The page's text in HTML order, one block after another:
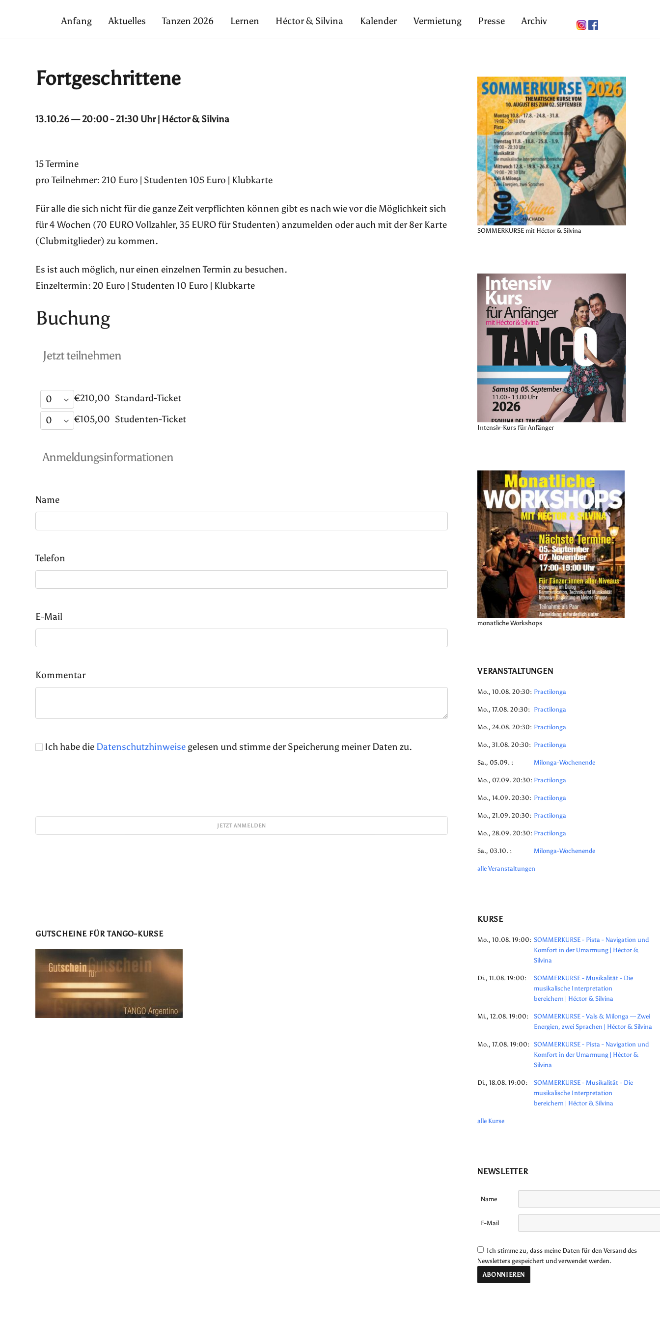
Anfang Aktuelles Tanzen 2026 Lernen Héctor & Silvina Kalender Vermietung Presse Archiv
Fortgeschrittene
13.10.26 — 20:00 - 21:30 Uhr | Héctor & Silvina
15 Termine
pro Teilnehmer: 210 Euro | Studenten 105 Euro | Klubkarte
Für alle die sich nicht für die ganze Zeit verpflichten können gibt es nach wie vor die Möglichkeit sich
für 4 Wochen (70 EURO Vollzahler, 35 EURO für Studenten) anzumelden oder auch mit der 8er Karte
(Clubmitglieder) zu kommen.
Es ist auch möglich, nur einen einzelnen Termin zu besuchen.
Einzeltermin: 20 Euro | Studenten 10 Euro | Klubkarte
Buchung
Jetzt teilnehmen
€210,00 Standard-Ticket
€105,00 Studenten-Ticket
Anmeldungsinformationen
Name
Telefon
E-Mail
Kommentar
Ich habe die Datenschutzhinweise gelesen und stimme der Speicherung meiner Daten zu.
GUTSCHEINE FÜR TANGO-KURSE
SOMMERKURSE mit Héctor & Silvina
Intensiv-Kurs für Anfänger
monatliche Workshops
VERANSTALTUNGEN
Mo., 10.08. 20:30: Practilonga
Mo., 17.08. 20:30: Practilonga
Mo., 24.08. 20:30: Practilonga
Mo., 31.08. 20:30: Practilonga
Sa., 05.09. : Milonga-Wochenende
Mo., 07.09. 20:30: Practilonga
Mo., 14.09. 20:30: Practilonga
Mo., 21.09. 20:30: Practilonga
Mo., 28.09. 20:30: Practilonga
Sa., 03.10. : Milonga-Wochenende
alle Veranstaltungen
KURSE
Mo., 10.08. 19:00: SOMMERKURSE - Pista - Navigation und
Komfort in der Umarmung | Héctor &
Silvina
Di., 11.08. 19:00:
SOMMERKURSE - Musikalität - Die
musikalische Interpretation
bereichern | Héctor & Silvina
Mi., 12.08. 19:00:
SOMMERKURSE - Vals & Milonga — Zwei
Energien, zwei Sprachen | Héctor & Silvina
Mo., 17.08. 19:00: SOMMERKURSE - Pista - Navigation und
Komfort in der Umarmung | Héctor &
Silvina
Di., 18.08. 19:00:
SOMMERKURSE - Musikalität - Die
musikalische Interpretation
bereichern | Héctor & Silvina
alle Kurse
NEWSLETTER
Name
E-Mail
Ich stimme zu, dass meine Daten für den Versand des
Newsletters gespeichert und verwendet werden.